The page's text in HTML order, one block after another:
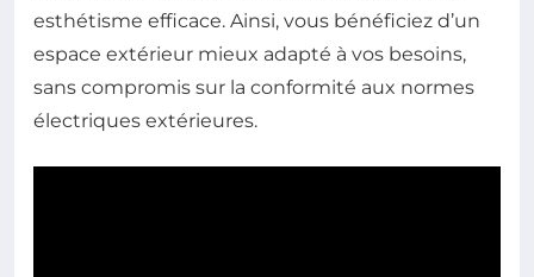
esthétisme efficace. Ainsi, vous bénéficiez d’un
espace extérieur mieux adapté à vos besoins,
sans compromis sur la conformité aux normes
électriques extérieures.